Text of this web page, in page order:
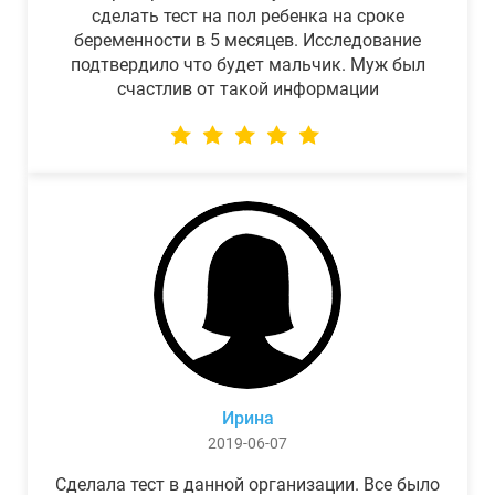
сделать тест на пол ребенка на сроке
беременности в 5 месяцев. Исследование
подтвердило что будет мальчик. Муж был
счастлив от такой информации
Ирина
2019-06-07
Сделала тест в данной организации. Все было